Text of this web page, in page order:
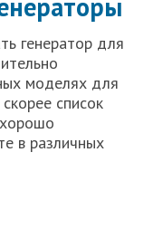
генератор для
моделях для
список
в различных